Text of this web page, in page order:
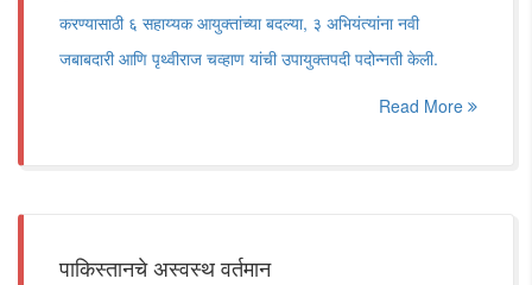
करण्यासाठी ६ सहाय्यक आयुक्तांच्या बदल्या, ३ अभियंत्यांना नवी
जबाबदारी आणि पृथ्वीराज चव्हाण यांची उपायुक्तपदी पदोन्नती केली.
Read More
पाकिस्तानचे अस्वस्थ वर्तमान